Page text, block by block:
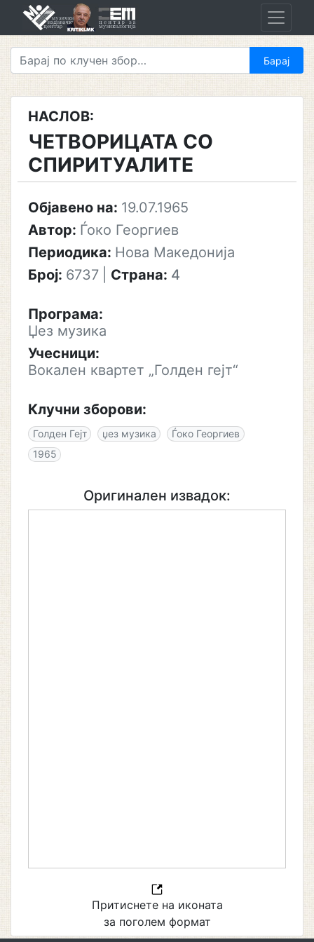
НАСЛОВ:
ЧЕТВОРИЦАТА СО
СПИРИТУАЛИТЕ
Објавено на: 19.07.1965
Автор: Ѓоко Георгиев
Периодика: Нова Македонија
Број: 6737 Страна: 4
Програма:
Џез музика
Учесници:
Вокален квартет „Голден гејт“
Клучни зборови:
Голден Гејт џез музика
Ѓоко Георгиев
1965
Оригинален извадок:
Притиснете на иконата
за поголем формат